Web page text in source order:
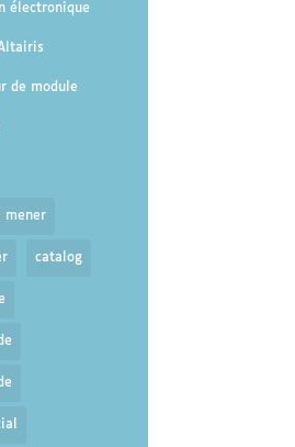
électronique
de module
mener
catalog